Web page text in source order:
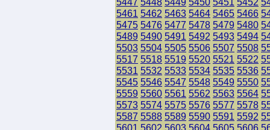
5461 5462 5463 5464 5465 5466
5475 5476 5477 5478 5479 5480
5489 5490 5491 5492 5493 5494
5503 5504 5505 5506 5507 5508
5517 5518 5519 5520 5521 5522
5531 5532 5533 5534 5535 5536
5545 5546 5547 5548 5549 5550
5559 5560 5561 5562 5563 5564
5573 5574 5575 5576 5577 5578
5587 5588 5589 5590 5591 5592
5601 5602 5603 5604 5605 5606